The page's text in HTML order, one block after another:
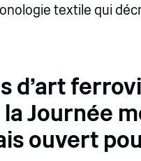
textile qui
d'art
Journée
ouvert